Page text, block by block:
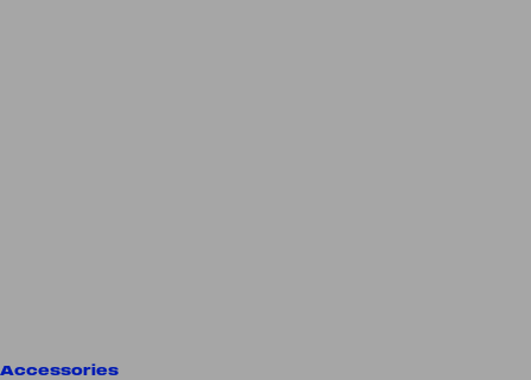
Accessories